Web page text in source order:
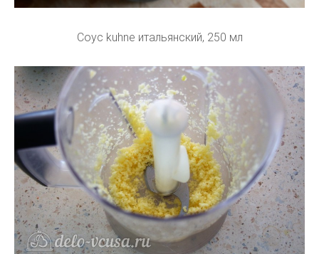
Соус kuhne итальянский, 250 мл